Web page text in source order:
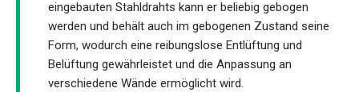
eingebauten Stahldrahts kann er beliebig gebogen
werden und behält auch im gebogenen Zustand seine
Form, wodurch eine reibungslose Entlüftung und
Belüftung gewährleistet und die Anpassung an
verschiedene Wände ermöglicht wird.